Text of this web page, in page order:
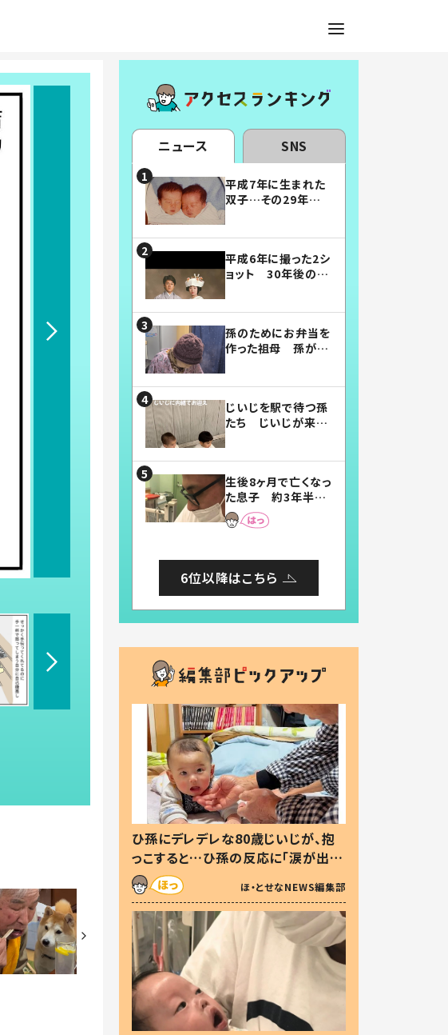
ニュース SNS
平成7年に生まれた
双子…その29年後
平成6年に撮った2シ
ョット 30年後の姿
孫のためにお弁当を
作った祖母 孫が絶
じいじを駅で待つ孫
たち じいじが来た
まらない」「幸せにな
れる」
生後8ヶ月で亡くなっ
た息子 約3年半
後、当時の妻の日記
に書いてあった本音
6位以降はこちら
ひ孫にデレデレな80歳じいじが、抱
っこすると…ひ孫の反応に「涙が出ま
した」「可愛くて仕方ない」
ほ・とせなNEWS編集部